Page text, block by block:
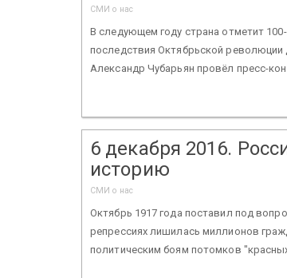
СМИ о нас
В следующем году страна отметит
последствия Октябрьской
Александр Чубарьян провёл пресс-
6 декабря 2016.
историю
СМИ о нас
Октябрь 1917 года поставил под
репрессиях лишилась миллионов
политическим боям потомков